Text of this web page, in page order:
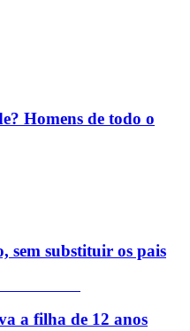
Homens de todo o
sem substituir os pais
a filha de 12 anos